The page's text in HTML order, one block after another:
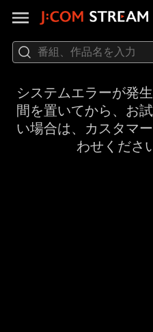
システムエラーが発
間を置いてから、お
い場合は、カスタマ
わせくださ